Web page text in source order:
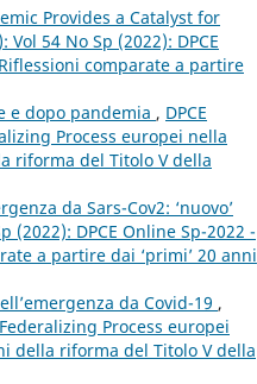
Provides a Catalyst for
Vol 54 No Sp (2022): DPCE
comparate a partire
dopo pandemia , DPCE
Process europei nella
riforma del Titolo V della
da Sars-Cov2: ‘nuovo’
(2022): DPCE Online Sp-2022 -
a partire dai ‘primi’ 20 anni
da Covid-19 ,
Process europei
della riforma del Titolo V della